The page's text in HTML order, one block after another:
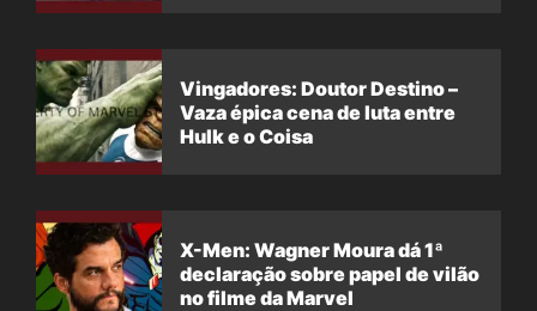
Vingadores: Doutor Destino –
Vaza épica cena de luta entre
Hulk e o Coisa
X-Men: Wagner Moura dá 1ª
declaração sobre papel de vilão
no filme da Marvel